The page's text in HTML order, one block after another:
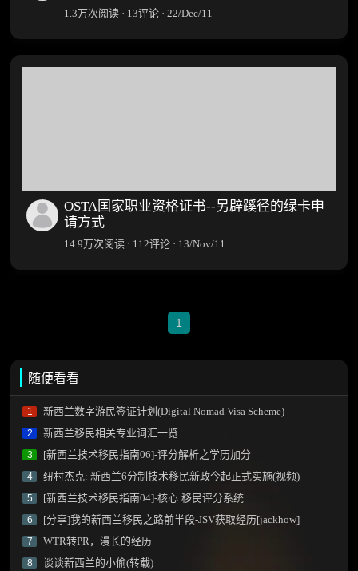
1.3万次阅读 · 13评论 · 22/Dec/11
OSTA国家职业资格证书--另辟蹊径的绿卡申
请方式
14.9万次阅读 · 112评论 · 13/Nov/11
1
随便看看
1 新西兰数字游民签证计划(Digital Nomad Visa Scheme)
2 新西兰移民相关专业词汇一览
3 [新西兰技术移民指南06]-评分解析之学历加分
4 纽村杰克: 新西兰6分制技术移民新政今起正式实施(视频)
5 [新西兰技术移民指南04]-核心:移民评分系统
6 [分享]我的新西兰移民之路前半段-JSV获取经历[jackhow]
7 WTR转PR，漫长的经历
8 谈谈新西兰的小偷(转载)